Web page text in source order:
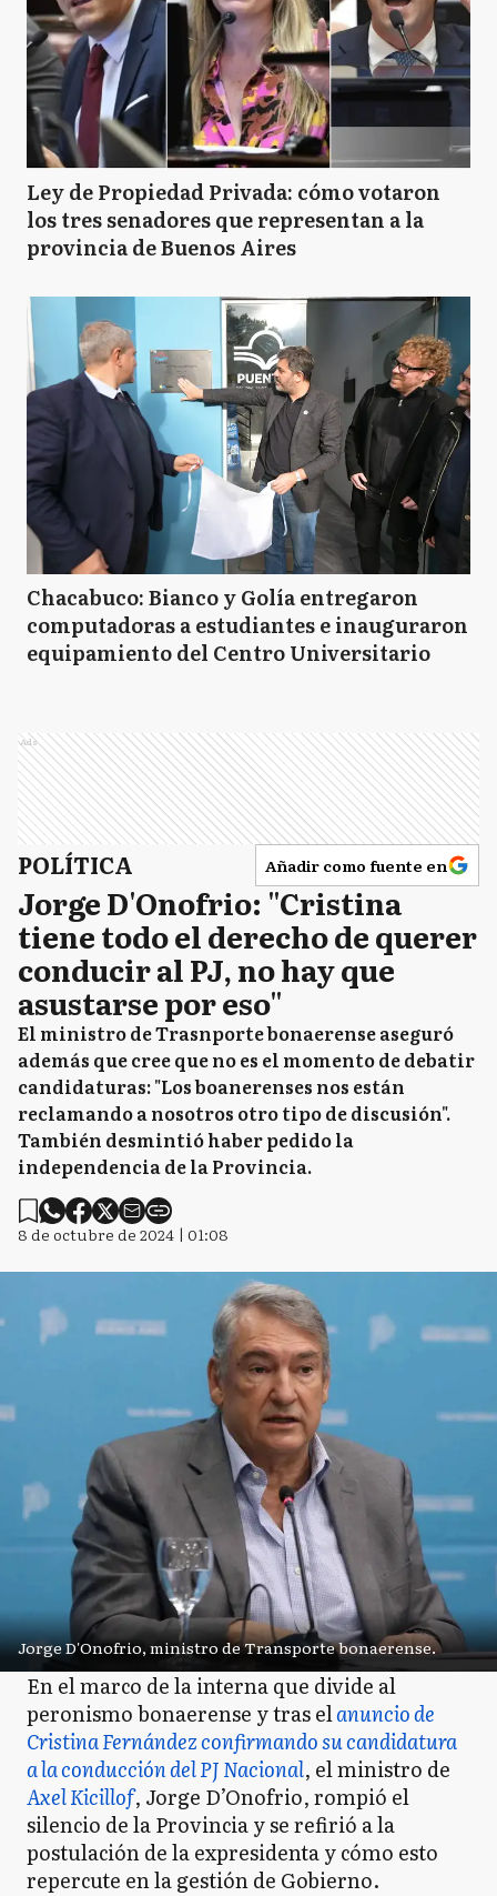
Ley de Propiedad Privada: cómo votaron
los tres senadores que representan a la
provincia de Buenos Aires
Chacabuco: Bianco y Golía entregaron
computadoras a estudiantes e inauguraron
equipamiento del Centro Universitario
Ads
POLÍTICA Añadir como fuente en
Jorge D'Onofrio: "Cristina
tiene todo el derecho de querer
conducir al PJ, no hay que
asustarse por eso"
El ministro de Trasnporte bonaerense aseguró
además que cree que no es el momento de debatir
candidaturas: "Los boanerenses nos están
reclamando a nosotros otro tipo de discusión".
También desmintió haber pedido la
independencia de la Provincia.
8 de octubre de 2024 | 01:08
Jorge D'Onofrio, ministro de Transporte bonaerense.
En el marco de la interna que divide al
peronismo bonaerense y tras elanuncio de
Cristina Fernández confirmando su candidatura
a la conducción del PJ Nacional, el ministro de
Axel Kicillof, Jorge D’Onofrio, rompió el
silencio de la Provincia y se refirió a la
postulación de la expresidenta y cómo esto
repercute en la gestión de Gobierno.